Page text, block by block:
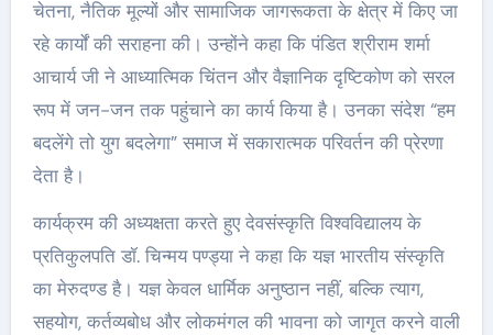
चेतना, नैतिक मूल्यों और सामाजिक जागरूकता के क्षेत्र में किए जा
रहे कार्यों की सराहना की। उन्होंने कहा कि पंडित श्रीराम शर्मा
आचार्य जी ने आध्यात्मिक चिंतन और वैज्ञानिक दृष्टिकोण को सरल
रूप में जन-जन तक पहुंचाने का कार्य किया है। उनका संदेश “हम
बदलेंगे तो युग बदलेगा” समाज में सकारात्मक परिवर्तन की प्रेरणा
देता है।
कार्यक्रम की अध्यक्षता करते हुए देवसंस्कृति विश्वविद्यालय के
प्रतिकुलपति डॉ. चिन्मय पण्ड्या ने कहा कि यज्ञ भारतीय संस्कृति
का मेरुदण्ड है। यज्ञ केवल धार्मिक अनुष्ठान नहीं, बल्कि त्याग,
सहयोग, कर्तव्यबोध और लोकमंगल की भावना को जागृत करने वाली